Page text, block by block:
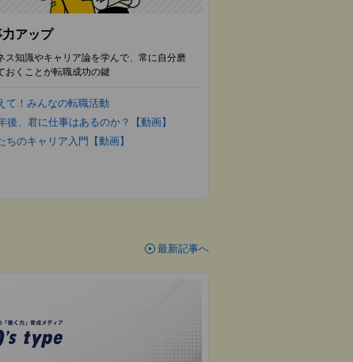
アップ
ス知識やキャリア論を学んで、常に自分磨
おくことが転職成功の鍵
て！みんなの転職活動
後、君に仕事はあるのか？【動画】
ちのキャリア入門【動画】
最新記事へ